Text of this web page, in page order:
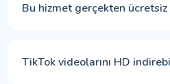
Bu hizmet gerçekten ücretsiz
TikTok videolarını HD